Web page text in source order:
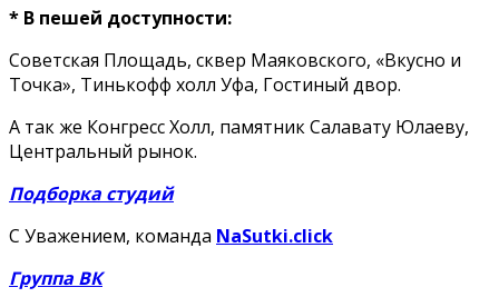
* В пешей доступности:
Советская Площадь, сквер Маяковского, «Вкусно и
Точка», Тинькофф холл Уфа, Гостиный двор.
А так же Конгресс Холл, памятник Салавату Юлаеву,
Центральный рынок.
Подборка студий
С Уважением, команда NaSutki.click
Группа ВК